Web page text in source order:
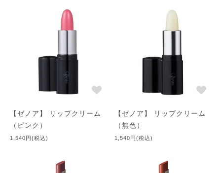
【ゼノア】 リップクリーム
（ピンク）
1,540円(税込)
【ゼノア】 リップクリーム
（無色）
1,540円(税込)